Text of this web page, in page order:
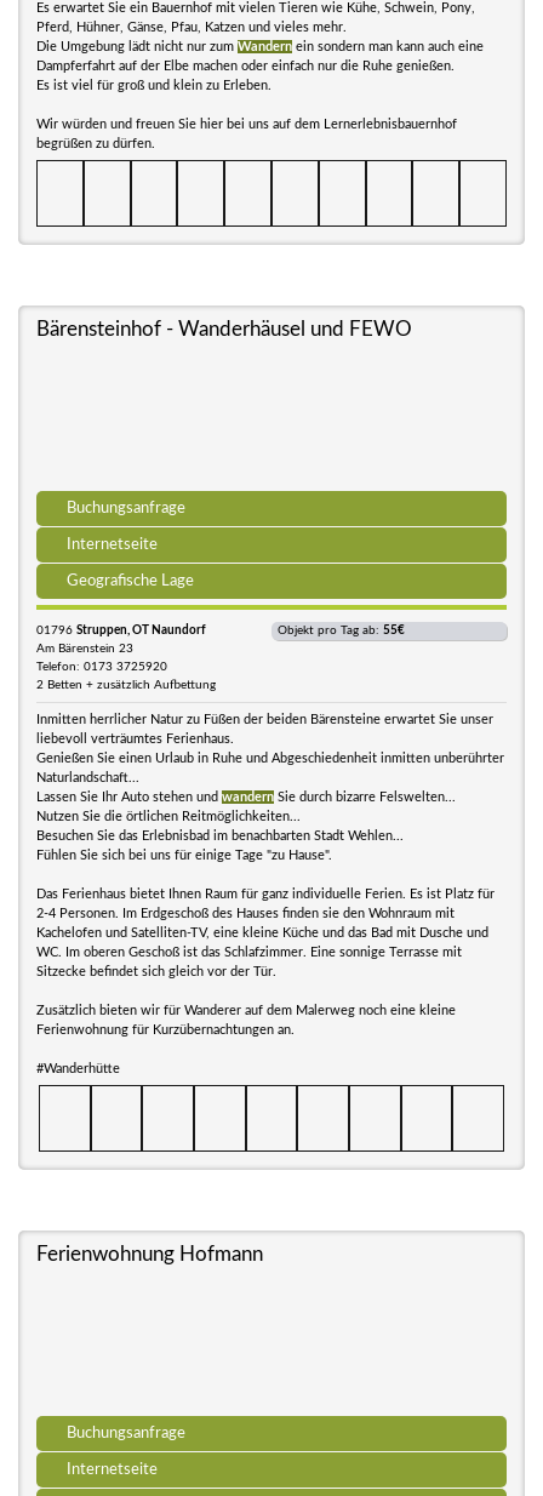
Es erwartet Sie ein Bauernhof mit vielen Tieren wie Kühe, Schwein, Pony,
Pferd, Hühner, Gänse, Pfau, Katzen und vieles mehr.
Die Umgebung lädt nicht nur zum Wandern ein sondern man kann auch eine
Dampferfahrt auf der Elbe machen oder einfach nur die Ruhe genießen.
Es ist viel für groß und klein zu Erleben.
Wir würden und freuen Sie hier bei uns auf dem Lernerlebnisbauernhof
begrüßen zu dürfen.
Bärensteinhof - Wanderhäusel und FEWO
Buchungsanfrage
Internetseite
Geografische Lage
01796 Struppen, OT Naundorf
Am Bärenstein 23
Telefon: 0173 3725920
2 Betten + zusätzlich Aufbettung
Objekt pro Tag ab: 55€
Inmitten herrlicher Natur zu Füßen der beiden Bärensteine erwartet Sie unser
liebevoll verträumtes Ferienhaus.
Genießen Sie einen Urlaub in Ruhe und Abgeschiedenheit inmitten unberührter
Naturlandschaft...
Lassen Sie Ihr Auto stehen und wandern Sie durch bizarre Felswelten...
Nutzen Sie die örtlichen Reitmöglichkeiten...
Besuchen Sie das Erlebnisbad im benachbarten Stadt Wehlen...
Fühlen Sie sich bei uns für einige Tage "zu Hause".
Das Ferienhaus bietet Ihnen Raum für ganz individuelle Ferien. Es ist Platz für
2-4 Personen. Im Erdgeschoß des Hauses finden sie den Wohnraum mit
Kachelofen und Satelliten-TV, eine kleine Küche und das Bad mit Dusche und
WC. Im oberen Geschoß ist das Schlafzimmer. Eine sonnige Terrasse mit
Sitzecke befindet sich gleich vor der Tür.
Zusätzlich bieten wir für Wanderer auf dem Malerweg noch eine kleine
Ferienwohnung für Kurzübernachtungen an.
#Wanderhütte
Ferienwohnung Hofmann
Buchungsanfrage
Internetseite